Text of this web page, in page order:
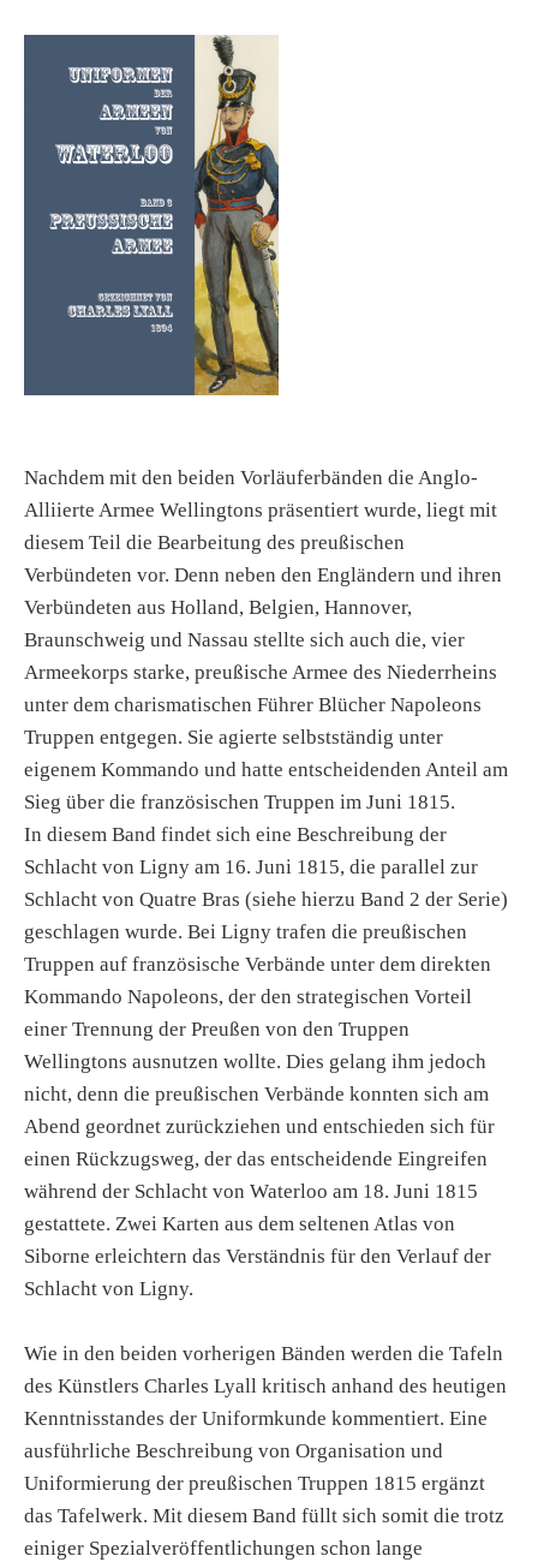
Nachdem mit den beiden Vorläuferbänden die Anglo-
Alliierte Armee Wellingtons präsentiert wurde, liegt mit
diesem Teil die Bearbeitung des preußischen
Verbündeten vor. Denn neben den Engländern und ihren
Verbündeten aus Holland, Belgien, Hannover,
Braunschweig und Nassau stellte sich auch die, vier
Armeekorps starke, preußische Armee des Niederrheins
unter dem charismatischen Führer Blücher Napoleons
Truppen entgegen. Sie agierte selbstständig unter
eigenem Kommando und hatte entscheidenden Anteil am
Sieg über die französischen Truppen im Juni 1815.
In diesem Band findet sich eine Beschreibung der
Schlacht von Ligny am 16. Juni 1815, die parallel zur
Schlacht von Quatre Bras (siehe hierzu Band 2 der Serie)
geschlagen wurde. Bei Ligny trafen die preußischen
Truppen auf französische Verbände unter dem direkten
Kommando Napoleons, der den strategischen Vorteil
einer Trennung der Preußen von den Truppen
Wellingtons ausnutzen wollte. Dies gelang ihm jedoch
nicht, denn die preußischen Verbände konnten sich am
Abend geordnet zurückziehen und entschieden sich für
einen Rückzugsweg, der das entscheidende Eingreifen
während der Schlacht von Waterloo am 18. Juni 1815
gestattete. Zwei Karten aus dem seltenen Atlas von
Siborne erleichtern das Verständnis für den Verlauf der
Schlacht von Ligny.
Wie in den beiden vorherigen Bänden werden die Tafeln
des Künstlers Charles Lyall kritisch anhand des heutigen
Kenntnisstandes der Uniformkunde kommentiert. Eine
ausführliche Beschreibung von Organisation und
Uniformierung der preußischen Truppen 1815 ergänzt
das Tafelwerk. Mit diesem Band füllt sich somit die trotz
einiger Spezialveröffentlichungen schon lange